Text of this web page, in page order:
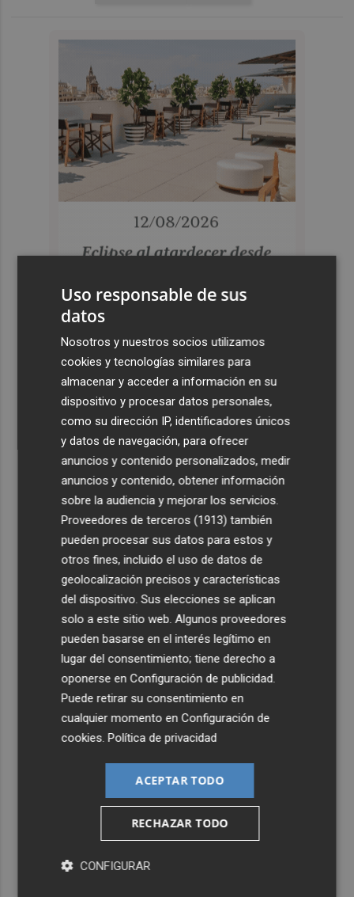
Últimas Noticias
Foios se vuelca con Ferran Torres
Uso responsable de sus
datos
Nosotros y nuestros socios utilizamos
cookies y tecnologías similares para
almacenar y acceder a información en su
dispositivo y procesar datos personales,
como su dirección IP, identificadores únicos
y datos de navegación, para ofrecer
anuncios y contenido personalizados, medir
anuncios y contenido, obtener información
sobre la audiencia y mejorar los servicios.
Proveedores de terceros (1913) también
pueden procesar sus datos para estos y
otros fines, incluido el uso de datos de
geolocalización precisos y características
del dispositivo. Sus elecciones se aplican
solo a este sitio web. Algunos proveedores
pueden basarse en el interés legítimo en
lugar del consentimiento; tiene derecho a
oponerse enConfiguración de publicidad.
Puede retirar su consentimiento en
cualquier momento enConfiguración de
cookies.Política de privacidad
ACEPTAR TODO
RECHAZAR TODO
CONFIGURAR